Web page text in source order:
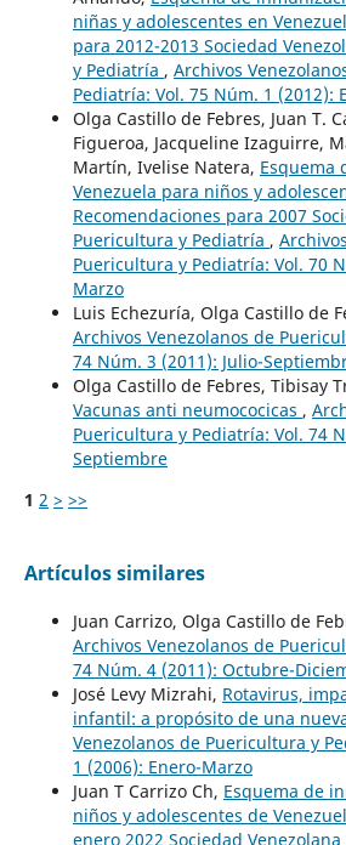
niñas y adolescentes en
para 2012-2013 Sociedad
y Pediatría , Archivos
Pediatría: Vol. 75 Núm. 1 (2012):
Olga Castillo de Febres, Juan T.
Figueroa, Jacqueline Izaguirre,
Martín, Ivelise Natera, Esquema
Venezuela para niños y
Recomendaciones para 2007
Puericultura y Pediatría ,
Puericultura y Pediatría: Vol. 70
Marzo
Luis Echezuría, Olga Castillo de
Archivos Venezolanos de
74 Núm. 3 (2011): Julio-
Olga Castillo de Febres, Tibisay
Vacunas anti neumococicas ,
Puericultura y Pediatría: Vol. 74
Septiembre
1 2 > >>
Artículos similares
Juan Carrizo, Olga Castillo de
Archivos Venezolanos de
74 Núm. 4 (2011): Octubre-
José Levy Mizrahi, Rotavirus,
infantil: a propósito de una
Venezolanos de Puericultura y
1 (2006): Enero-Marzo
Juan T Carrizo Ch, Esquema de
niños y adolescentes de
enero 2022 Sociedad